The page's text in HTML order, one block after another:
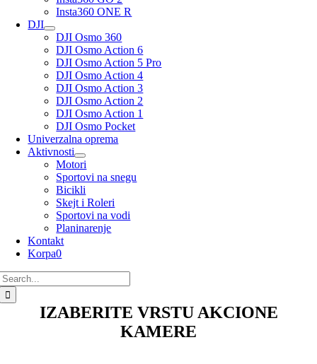
Insta360 ONE R
DJI
DJI Osmo 360
DJI Osmo Action 6
DJI Osmo Action 5 Pro
DJI Osmo Action 4
DJI Osmo Action 3
DJI Osmo Action 2
DJI Osmo Action 1
DJI Osmo Pocket
Univerzalna oprema
Aktivnosti
Motori
Sportovi na snegu
Bicikli
Skejt i Roleri
Sportovi na vodi
Planinarenje
Kontakt
Korpa0
IZABERITE VRSTU AKCIONE
KAMERE